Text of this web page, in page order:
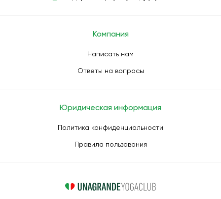
Компания
Написать нам
Ответы на вопросы
Юридическая информация
Политика конфиденциальности
Правила пользования